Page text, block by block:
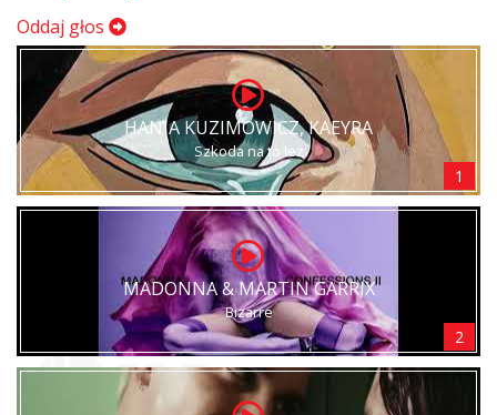
Oddaj głos
HANIA KUZIMOWICZ, KAEYRA
Szkoda na to łez
1
MADONNA & MARTIN GARRIX
Bizarre
2